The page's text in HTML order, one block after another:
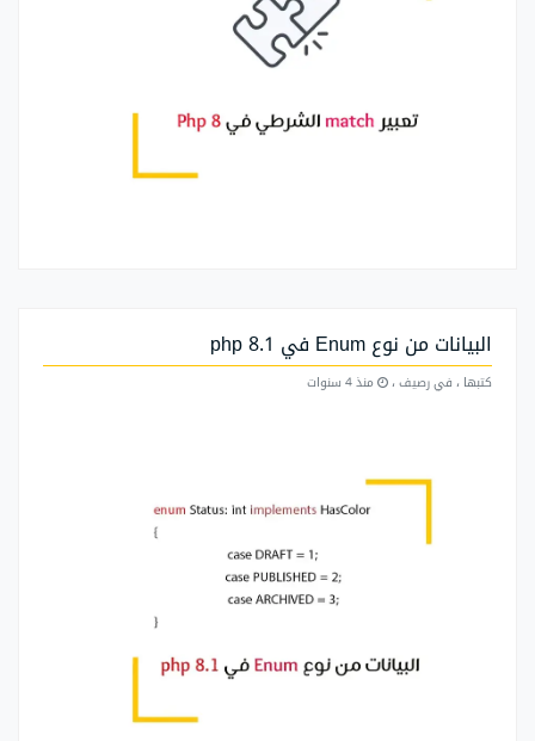
البيانات من نوع Enum في php 8.1
كتبها ، في رصيف ، منذ 4 سنوات